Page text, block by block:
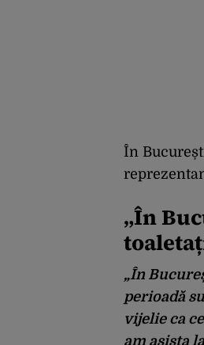
În
„În
„În
perioadă
vijelie ca
am asista